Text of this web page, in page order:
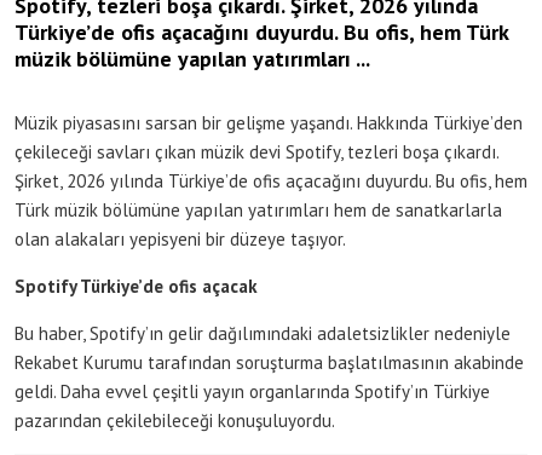
Türkiye’de ofis açacağını duyurdu. Bu ofis, hem Türk
müzik bölümüne yapılan yatırımları ...
Müzik piyasasını sarsan bir gelişme yaşandı. Hakkında Türkiye’den
çekileceği savları çıkan müzik devi Spotify, tezleri boşa çıkardı.
Şirket, 2026 yılında Türkiye’de ofis açacağını duyurdu. Bu ofis, hem
Türk müzik bölümüne yapılan yatırımları hem de sanatkarlarla
olan alakaları yepisyeni bir düzeye taşıyor.
Spotify Türkiye’de ofis açacak
Bu haber, Spotify’ın gelir dağılımındaki adaletsizlikler nedeniyle
Rekabet Kurumu tarafından soruşturma başlatılmasının akabinde
geldi. Daha evvel çeşitli yayın organlarında Spotify’ın Türkiye
pazarından çekilebileceği konuşuluyordu.